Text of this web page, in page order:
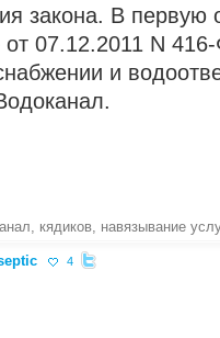
закона. В первую
07.12.2011 N
и
, кядиков, навязывание
4